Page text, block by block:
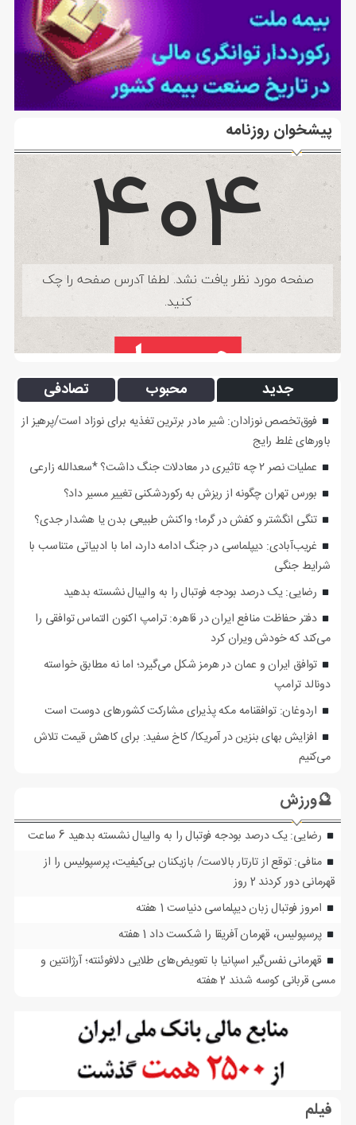
پیشخوان روزنامه
جدید محبوب تصادفی
فوق‌تخصص نوزادان: شیر مادر برترین تغذیه برای نوزاد است/پرهیز از
باورهای غلط رایج
عملیات نصر ۲ چه تاثیری در معادلات جنگ داشت؟ *سعدالله زارعی
بورس تهران چگونه از ریزش به رکوردشکنی تغییر مسیر داد؟
تنگی انگشتر و کفش در گرما؛ واکنش طبیعی بدن یا هشدار جدی؟
غریب‌آبادی: دیپلماسی در جنگ ادامه دارد، اما با ادبیاتی متناسب با
شرایط جنگی
رضایی: یک درصد بودجه فوتبال را به والیبال نشسته بدهید
دفتر حفاظت منافع ایران در قاهره: ترامپ اکنون التماس توافقی را
می‌کند که خودش ویران کرد
توافق ایران و عمان در هرمز شکل می‌گیرد؛ اما نه مطابق خواسته
دونالد ترامپ
اردوغان: توافقنامه مکه پذیرای مشارکت کشورهای دوست است
افزایش بهای بنزین در آمریکا/ کاخ سفید: برای کاهش قیمت تلاش
می‌کنیم
🔮ورزش
رضایی: یک درصد بودجه فوتبال را به والیبال نشسته بدهید 6 ساعت
منافی: توقع از تارتار بالاست/ بازیکنان بی‌کیفیت، پرسپولیس را از
قهرمانی دور کردند 2 روز
امروز فوتبال زبان دیپلماسی دنیاست 1 هفته
پرسپولیس، قهرمان آفریقا را شکست داد 1 هفته
قهرمانی نفس‌گیر اسپانیا با تعویض‌های طلایی دلافوئنته؛ آرژانتین و
مسی قربانی کوسه شدند 2 هفته
فیلم